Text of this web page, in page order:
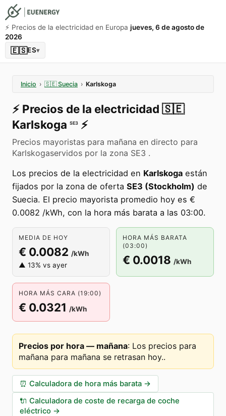
⚡️ Precios de la electricidad en Europa jueves, 6 de agosto de
2026
🇪🇸ES▾
Inicio › 🇸🇪 Suecia › Karlskoga
⚡️ Precios de la electricidad 🇸🇪
Karlskoga SE3 ⚡️
Precios mayoristas para mañana en directo para
Karlskogaservidos por la zona SE3 .
Los precios de la electricidad en Karlskoga están
fijados por la zona de oferta SE3 (Stockholm) de
Suecia. El precio mayorista promedio hoy es €
0.0082 /kWh, con la hora más barata a las 03:00.
MEDIA DE HOY
€ 0.0082 /kWh
▲ 13% vs ayer
HORA MÁS BARATA
(03:00)
€ 0.0018 /kWh
HORA MÁS CARA (19:00)
€ 0.0321 /kWh
Precios por hora — mañana: Los precios para
mañana para mañana se retrasan hoy..
⏰ Calculadora de hora más barata →
🔌 Calculadora de coste de recarga de coche
eléctrico →